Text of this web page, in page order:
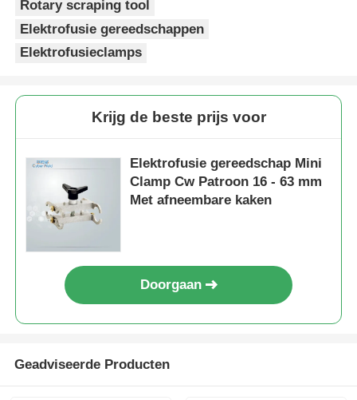
Rotary scraping tool
Elektrofusie gereedschappen
Elektrofusieclamps
Krijg de beste prijs voor
Elektrofusie gereedschap Mini
Clamp Cw Patroon 16 - 63 mm
Met afneembare kaken
Doorgaan
Geadviseerde Producten